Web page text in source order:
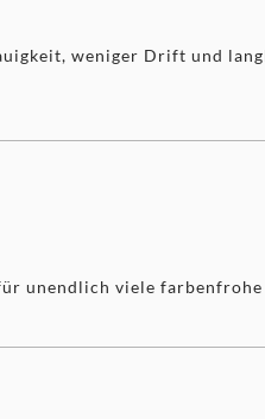
weniger Drift und
unendlich viele